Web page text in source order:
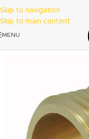
Skip to navigation
Skip to main content
MENU